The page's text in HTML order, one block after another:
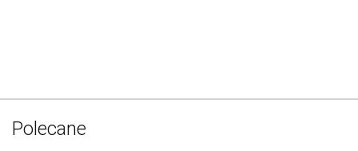
Polecane